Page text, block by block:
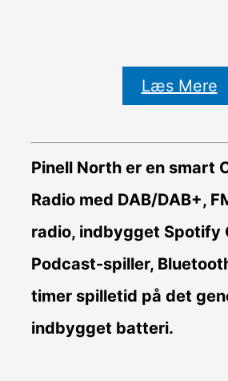
Læs Mere
Pinell North er en smart
Radio med DAB/DAB+,
radio, indbygget Spotify
Podcast-spiller,
timer spilletid på det
indbygget batteri.